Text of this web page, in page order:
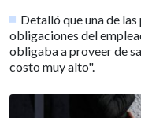
Detalló que una de
obligaciones del
obligaba a proveer de
costo muy alto".